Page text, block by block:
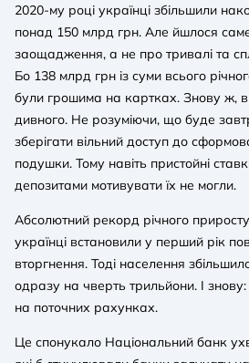
2020-му році українці збільшили
понад 150 млрд грн. Але йшлося
заощадження, а не про тривалі та
Бо 138 млрд грн із суми всього
були грошима на картках. Знову ж, в
дивного. Не розуміючи, що буде
зберігати вільний доступ до
подушки. Тому навіть пристойні
депозитами мотивувати їх не могли.
Абсолютний рекорд річного
українці встановили у перший рік
вторгнення. Тоді населення
одразу на чверть трильйони. І знову:
на поточних рахунках.
Це спонукало Національний банк